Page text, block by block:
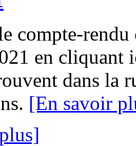
compte-
en cliquant
dans
[En savoir